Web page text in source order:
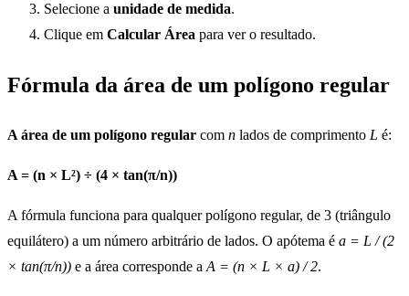
Selecione a unidade de medida.
Clique em Calcular Área para ver o resultado.
Fórmula da área de um polígono regular
A área de um polígono regular com n lados de comprimento L é:
A = (n × L²) ÷ (4 × tan(π/n))
A fórmula funciona para qualquer polígono regular, de 3 (triângulo
equilátero) a um número arbitrário de lados. O apótema é a = L / (2
× tan(π/n)) e a área corresponde a A = (n × L × a) / 2.